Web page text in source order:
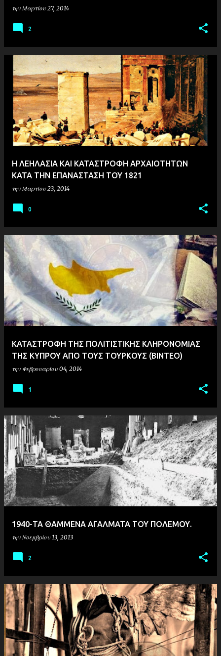
την Μαρτίου 27, 2014
2
Η ΛΕΗΛΑΣΙΑ ΚΑΙ ΚΑΤΑΣΤΡΟΦΗ ΑΡΧΑΙΟΤΗΤΩΝ
ΚΑΤΑ ΤΗΝ ΕΠΑΝΑΣΤΑΣΗ ΤΟΥ 1821
την Μαρτίου 23, 2014
0
ΚΑΤΑΣΤΡΟΦΗ ΤΗΣ ΠΟΛΙΤΙΣΤΙΚΗΣ ΚΛΗΡΟΝΟΜΙΑΣ
ΤΗΣ ΚΥΠΡΟΥ ΑΠΟ ΤΟΥΣ ΤΟΥΡΚΟΥΣ (ΒΙΝΤΕΟ)
την Φεβρουαρίου 04, 2014
1
1940-ΤΑ ΘΑΜΜΕΝΑ ΑΓΑΛΜΑΤΑ ΤΟΥ ΠΟΛΕΜΟΥ.
την Νοεμβρίου 13, 2013
2